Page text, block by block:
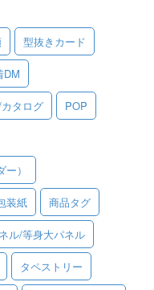
型抜きカード
DM
タログ POP
）
装紙 商品タグ
ル/等身大パネル
タペストリー